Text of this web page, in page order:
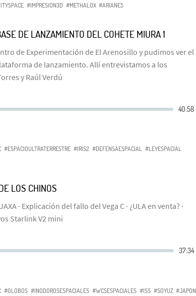
#IMPRESION3D #METHALOX #ARIANE5
DE LANZAMIENTO DEL COHETE MIURA 1
de Experimentación de El Arenosillo y pudimos ver el
de lanzamiento. Allí entrevistamos a los
y Raúl Verdú
#ESPACIOULTRATERRESTRE #IRIS2 #DEFENSAESPACIAL #LEYESPACIAL
LOS CHINOS
· Explicación del fallo del Vega C · ¿ULA en venta? ·
Starlink V2 mini
#GLOBOS #INODOROSESPACIALES #WCSESPACIALES #ISS #SOYUZ #JAPON